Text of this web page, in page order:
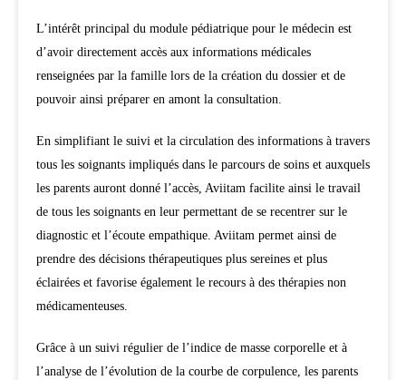
L’intérêt principal du module pédiatrique pour le médecin est
d’avoir directement accès aux informations médicales
renseignées par la famille lors de la création du dossier et de
pouvoir ainsi préparer en amont la consultation.
En simplifiant le suivi et la circulation des informations à travers
tous les soignants impliqués dans le parcours de soins et auxquels
les parents auront donné l’accès, Aviitam facilite ainsi le travail
de tous les soignants en leur permettant de se recentrer sur le
diagnostic et l’écoute empathique. Aviitam permet ainsi de
prendre des décisions thérapeutiques plus sereines et plus
éclairées et favorise également le recours à des thérapies non
médicamenteuses.
Grâce à un suivi régulier de l’indice de masse corporelle et à
l’analyse de l’évolution de la courbe de corpulence, les parents